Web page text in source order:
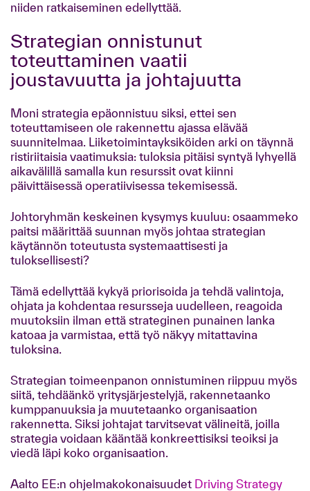
niiden ratkaiseminen edellyttää.
Strategian onnistunut
toteuttaminen vaatii
joustavuutta ja johtajuutta
Moni strategia epäonnistuu siksi, ettei sen
toteuttamiseen ole rakennettu ajassa elävää
suunnitelmaa. Liiketoimintayksiköiden arki on täynnä
ristiriitaisia vaatimuksia: tuloksia pitäisi syntyä lyhyellä
aikavälillä samalla kun resurssit ovat kiinni
päivittäisessä operatiivisessa tekemisessä.
Johtoryhmän keskeinen kysymys kuuluu: osaammeko
paitsi määrittää suunnan myös johtaa strategian
käytännön toteutusta systemaattisesti ja
tuloksellisesti?
Tämä edellyttää kykyä priorisoida ja tehdä valintoja,
ohjata ja kohdentaa resursseja uudelleen, reagoida
muutoksiin ilman että strateginen punainen lanka
katoaa ja varmistaa, että työ näkyy mitattavina
tuloksina.
Strategian toimeenpanon onnistuminen riippuu myös
siitä, tehdäänkö yritysjärjestelyjä, rakennetaanko
kumppanuuksia ja muutetaanko organisaation
rakennetta. Siksi johtajat tarvitsevat välineitä, joilla
strategia voidaan kääntää konkreettisiksi teoiksi ja
viedä läpi koko organisaation.
Aalto EE:n ohjelmakokonaisuudet Driving Strategy